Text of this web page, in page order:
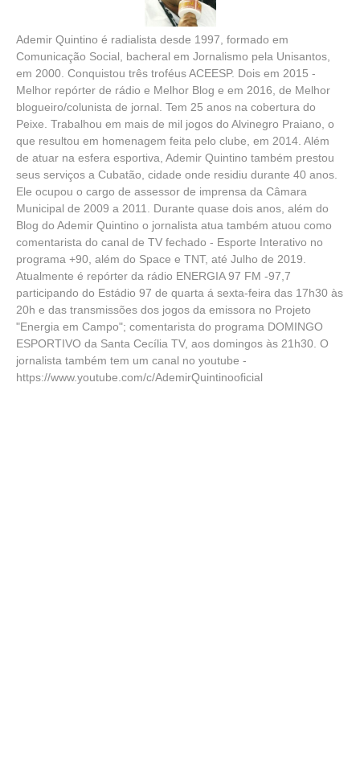
Ademir Quintino é radialista desde 1997, formado em
Comunicação Social, bacheral em Jornalismo pela Unisantos,
em 2000. Conquistou três troféus ACEESP. Dois em 2015 -
Melhor repórter de rádio e Melhor Blog e em 2016, de Melhor
blogueiro/colunista de jornal. Tem 25 anos na cobertura do
Peixe. Trabalhou em mais de mil jogos do Alvinegro Praiano, o
que resultou em homenagem feita pelo clube, em 2014. Além
de atuar na esfera esportiva, Ademir Quintino também prestou
seus serviços a Cubatão, cidade onde residiu durante 40 anos.
Ele ocupou o cargo de assessor de imprensa da Câmara
Municipal de 2009 a 2011. Durante quase dois anos, além do
Blog do Ademir Quintino o jornalista atua também atuou como
comentarista do canal de TV fechado - Esporte Interativo no
programa +90, além do Space e TNT, até Julho de 2019.
Atualmente é repórter da rádio ENERGIA 97 FM -97,7
participando do Estádio 97 de quarta á sexta-feira das 17h30 às
20h e das transmissões dos jogos da emissora no Projeto
"Energia em Campo"; comentarista do programa DOMINGO
ESPORTIVO da Santa Cecília TV, aos domingos às 21h30. O
jornalista também tem um canal no youtube -
https://www.youtube.com/c/AdemirQuintinooficial